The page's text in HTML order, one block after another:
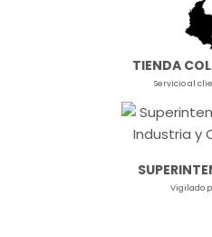
TIENDA
Servicio al
Vigilado